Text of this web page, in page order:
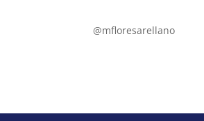
@mfloresarellano